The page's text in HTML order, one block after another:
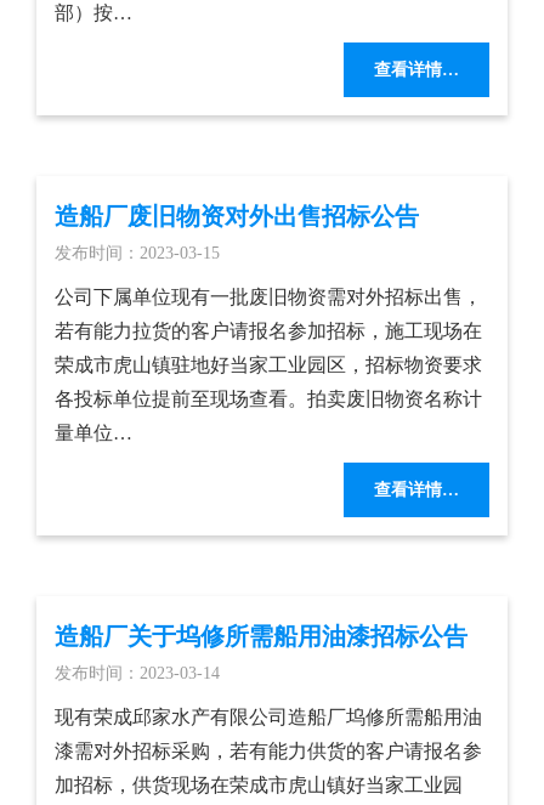
部）按…
查看详情…
造船厂废旧物资对外出售招标公告
发布时间：2023-03-15
公司下属单位现有一批废旧物资需对外招标出售，
若有能力拉货的客户请报名参加招标，施工现场在
荣成市虎山镇驻地好当家工业园区，招标物资要求
各投标单位提前至现场查看。拍卖废旧物资名称计
量单位…
查看详情…
造船厂关于坞修所需船用油漆招标公告
发布时间：2023-03-14
现有荣成邱家水产有限公司造船厂坞修所需船用油
漆需对外招标采购，若有能力供货的客户请报名参
加招标，供货现场在荣成市虎山镇好当家工业园